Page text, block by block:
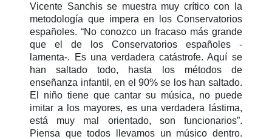
Vicente Sanchis se muestra muy crítico con la
metodología que impera en los Conservatorios
españoles. “No conozco un fracaso más grande
que el de los Conservatorios españoles -
lamenta-. Es una verdadera catástrofe. Aquí se
han saltado todo, hasta los métodos de
enseñanza infantil, en el 90% se los han saltado.
El niño tiene que cantar su música, no puede
imitar a los mayores, es una verdadera lástima,
está muy mal orientado, son funcionarios”.
Piensa que todos llevamos un músico dentro.